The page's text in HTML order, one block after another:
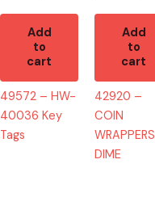
Add
to
cart
49572 – HW-
40036 Key
Tags
Add
to
cart
42920 –
COIN
WRAPPERS
DIME